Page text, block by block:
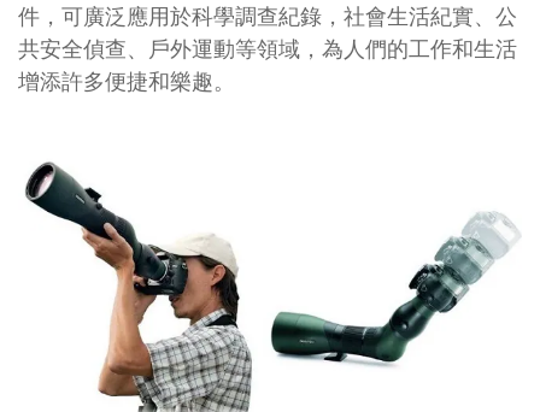
件，可廣泛應用於科學調查紀錄，社會生活紀實、公
共安全偵查、戶外運動等領域，為人們的工作和生活
增添許多便捷和樂趣。